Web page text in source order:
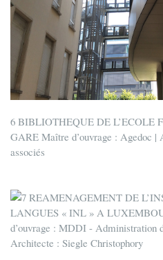
6 BIBLIOTHEQUE DE L’ECOLE
GARE Maître d’ouvrage : Agedoc
associés